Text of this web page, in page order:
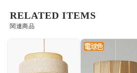
関連商品
RELATED ITEMS